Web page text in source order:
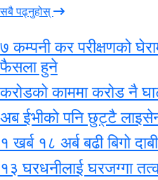
सबै पढ्नुहोस्
७ कम्पनी कर परीक्षणको
फैसला हुने
करोडको काममा करोड नै
अब ईभीको पनि छुट्टै
१ खर्ब १८ अर्ब बढी बिगो
१३ घरधनीलाई घरजग्गा